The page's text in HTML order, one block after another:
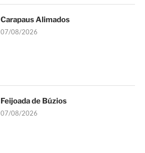
Carapaus Alimados
07/08/2026
Feijoada de Búzios
07/08/2026